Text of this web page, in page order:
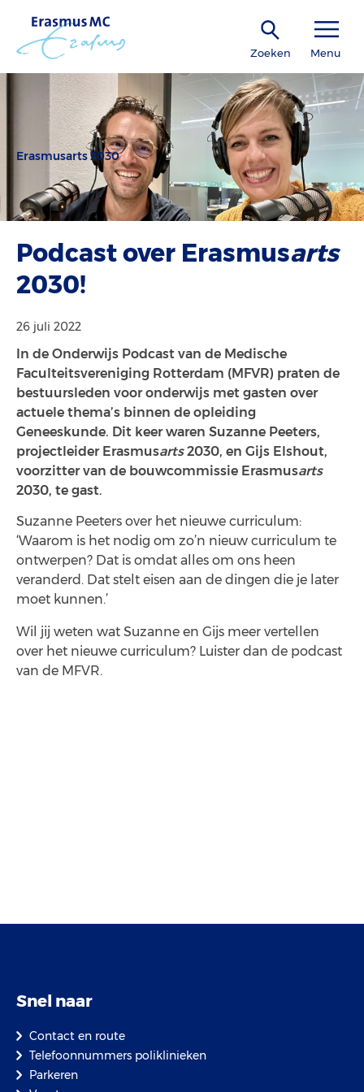
Zoeken Menu
Erasmusarts 2030
Podcast over Erasmusarts
2030!
26 juli 2022
In de Onderwijs Podcast van de Medische
Faculteitsvereniging Rotterdam (MFVR) praten de
bestuursleden voor onderwijs met gasten over
actuele thema’s binnen de opleiding
Geneeskunde. Dit keer waren Suzanne Peeters,
projectleider Erasmusarts2030, en Gijs Elshout,
voorzitter van de bouwcommissie Erasmusarts
2030, te gast.
Suzanne Peeters over het nieuwe curriculum:
‘Waarom is het nodig om zo’n nieuw curriculum te
ontwerpen? Dat is omdat alles om ons heen
veranderd. Dat stelt eisen aan de dingen die je later
moet kunnen.’
Wil jij weten wat Suzanne en Gijs meer vertellen
over het nieuwe curriculum? Luister dan de podcast
van de MFVR.
Snel naar
Contact en route
Telefoonnummers poliklinieken
Parkeren